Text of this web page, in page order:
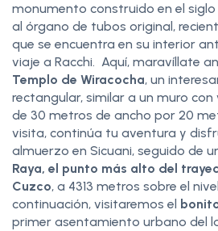
monumento construido en el
al órgano de tubos original,
que se encuentra en su interior
viaje a Racchi. Aquí, maravíllate
Templo de Wiracocha, un
rectangular, similar a un muro
de 30 metros de ancho por 20
visita, continúa tu aventura y
almuerzo en Sicuani, seguido de
Raya, el punto más alto del
Cuzco, a 4313 metros sobre el
continuación, visitaremos el
primer asentamiento urbano del